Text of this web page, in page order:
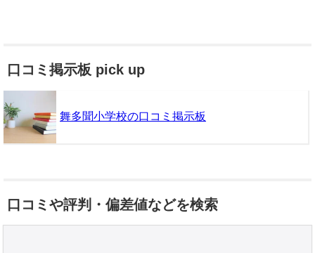
口コミ掲示板 pick up
舞多聞小学校の口コミ掲示板
口コミや評判・偏差値などを検索